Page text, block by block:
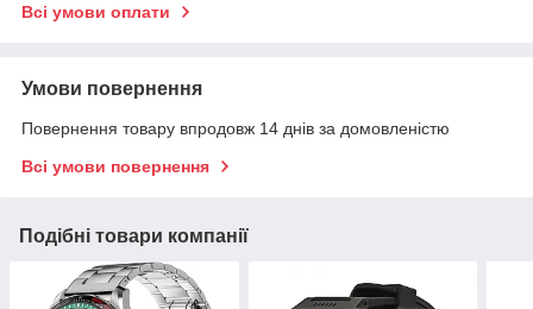
Всі умови оплати
Умови повернення
Повернення товару впродовж 14 днів за домовленістю
Всі умови повернення
Подібні товари компанії